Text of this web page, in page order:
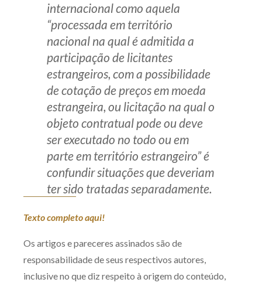
internacional como aquela
“processada em território
nacional na qual é admitida a
participação de licitantes
estrangeiros, com a possibilidade
de cotação de preços em moeda
estrangeira, ou licitação na qual o
objeto contratual pode ou deve
ser executado no todo ou em
parte em território estrangeiro” é
confundir situações que deveriam
ter sido tratadas separadamente.
Texto completo aqui!
Os artigos e pareceres assinados são de
responsabilidade de seus respectivos autores,
inclusive no que diz respeito à origem do conteúdo,